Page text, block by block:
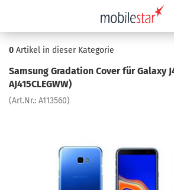
0 Artikel in dieser Kategorie
Sam­sung Gra­da­ti­on Cover für Ga­la­xy
AJ415CLEGWW)
(Art.Nr.: A113560)